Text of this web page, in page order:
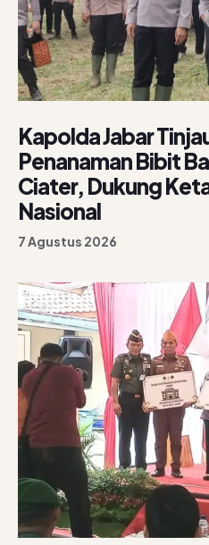
Kapolda Jabar
Penanaman Bibit
Ciater, Dukung
Nasional
7 Agustus 2026